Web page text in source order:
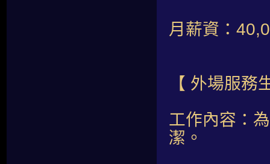
月薪資：
【 外場服務
工作內容：
潔。